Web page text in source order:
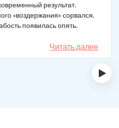
результат.
«воздержания» сорвался.
появилась опять.
обратился в клинику.
блок. Согласился, и
в полной завязке.
Читать далее
›